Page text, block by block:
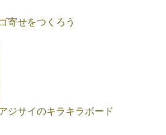
寄せをつくろう
ジサイのキラキラボード